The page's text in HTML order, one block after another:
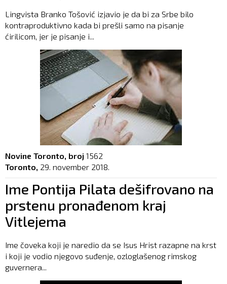
Lingvista Branko Tošović izjavio je da bi za Srbe bilo
kontraproduktivno kada bi prešli samo na pisanje
ćirilicom, jer je pisanje i...
Novine Toronto, broj 1562
Toronto, 29. november 2018.
Ime Pontija Pilata dešifrovano na
prstenu pronađenom kraj
Vitlejema
Ime čoveka koji je naredio da se Isus Hrist razapne na krst
i koji je vodio njegovo suđenje, ozloglašenog rimskog
guvernera...